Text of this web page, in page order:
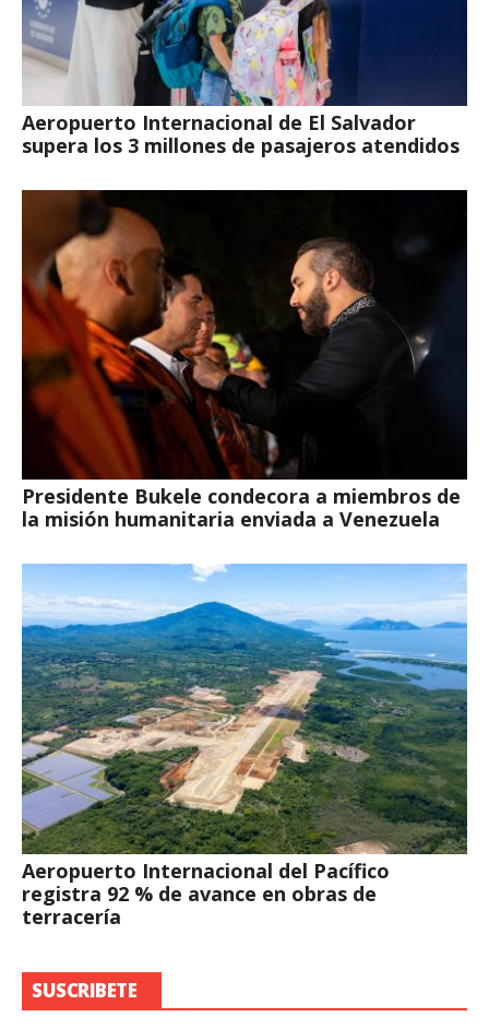
Aeropuerto Internacional de El Salvador
supera los 3 millones de pasajeros atendidos
Presidente Bukele condecora a miembros de
la misión humanitaria enviada a Venezuela
Aeropuerto Internacional del Pacífico
registra 92 % de avance en obras de
terracería
SUSCRIBETE